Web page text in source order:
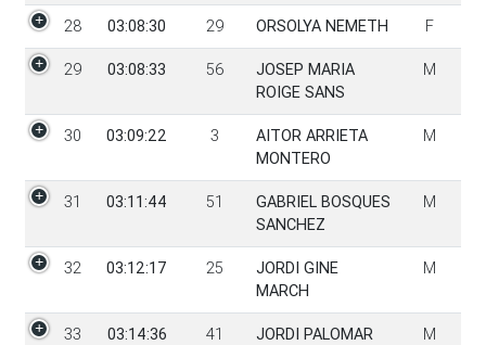
28 03:08:30 29 ORSOLYA NEMETH F
29 03:08:33 56
JOSEP MARIA
ROIGE SANS
M
30 03:09:22 3
AITOR ARRIETA
MONTERO
M
31 03:11:44 51
GABRIEL BOSQUES
SANCHEZ
M
32 03:12:17 25
JORDI GINE
MARCH
M
33 03:14:36 41
JORDI PALOMAR
M